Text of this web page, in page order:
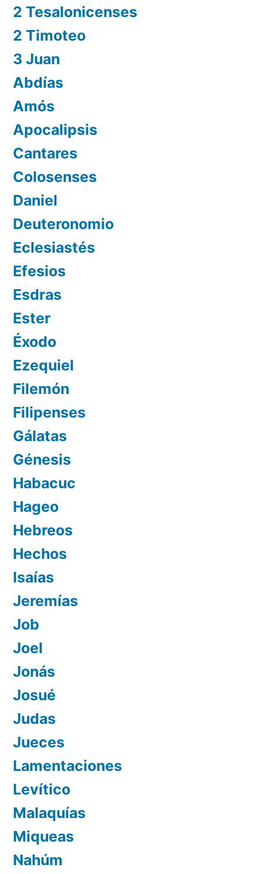
2 Tesalonicenses
2 Timoteo
3 Juan
Abdías
Amós
Apocalipsis
Cantares
Colosenses
Daniel
Deuteronomio
Eclesiastés
Efesios
Esdras
Ester
Éxodo
Ezequiel
Filemón
Filipenses
Gálatas
Génesis
Habacuc
Hageo
Hebreos
Hechos
Isaías
Jeremías
Job
Joel
Jonás
Josué
Judas
Jueces
Lamentaciones
Levítico
Malaquías
Miqueas
Nahúm